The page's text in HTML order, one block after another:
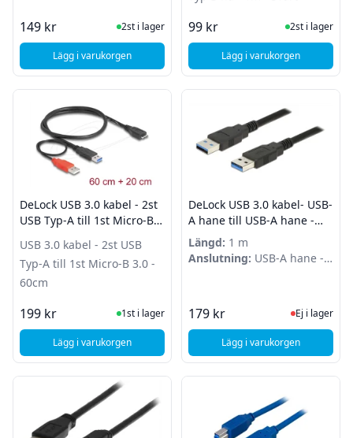
149 kr I Lager
2st i lager
Lägg i varukorgen, Deltaco USB 3.0 kabel - Typ A ha - Typ Micro B ha - 2m -
99 kr I Lager
2st i lager
Lägg i varukorgen
, Deltaco USB 3.0
DeLock USB 3.0 kabel - 2st
USB Typ-A till 1st Micro-B
USB 3.0 kabel - 2st USB
Typ-A till 1st Micro-B 3.0 -
60cm
199 kr I Lager
1st i lager
Lägg i varukorgen, DeLock USB 3.0 kabel - 2st USB Typ-A till 1st Micro-B 3.0 -
DeLock USB 3.0 kabel- USB-
A hane till USB-A hane -
1m - Svart
Längd: 1 m
Anslutning: USB-A hane -
179 kr Ej i lager,
Ej i lager
Lägg i varukorgen
, DeLock USB 3.0